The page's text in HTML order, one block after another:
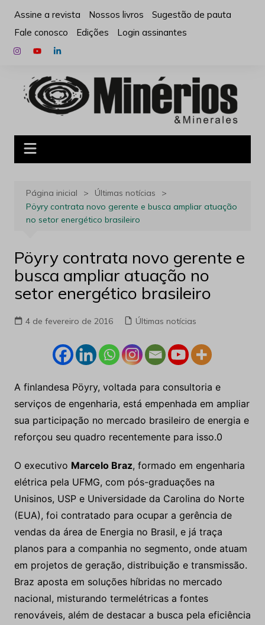
para
conteúdo
Assine a revista Nossos livros
Sugestão de pauta
Fale conosco
Edições Login assinantes
Página inicial
Últimas notícias
Pöyry contrata novo gerente e busca ampliar atuação
no setor energético brasileiro
Pöyry contrata novo gerente e
busca ampliar atuação no
setor energético brasileiro
4 de fevereiro de 2016 Últimas notícias
A finlandesa Pöyry, voltada para consultoria e
serviços de engenharia, está empenhada em ampliar
sua participação no mercado brasileiro de energia e
reforçou seu quadro recentemente para isso.0
O executivo Marcelo Braz, formado em engenharia
elétrica pela UFMG, com pós-graduações na
Unisinos, USP e Universidade da Carolina do Norte
(EUA), foi contratado para ocupar a gerência de
vendas da área de Energia no Brasil, e já traça
planos para a companhia no segmento, onde atuam
em projetos de geração, distribuição e transmissão.
Braz aposta em soluções híbridas no mercado
nacional, misturando termelétricas a fontes
renováveis, além de destacar a busca pela eficiência